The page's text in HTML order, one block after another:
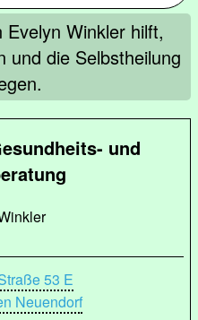
Winkler hilft,
und die Selbstheilung
und
53 E
Neuendorf